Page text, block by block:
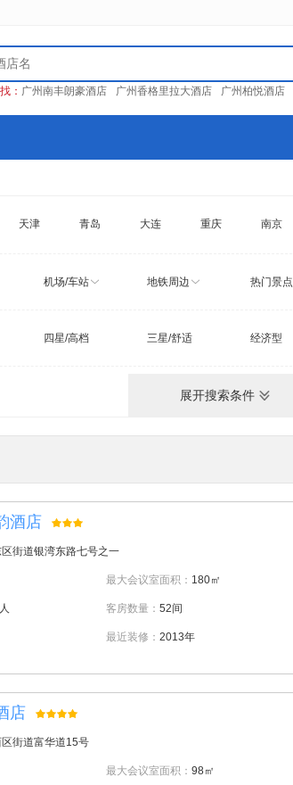
： 广州南丰朗豪酒店 广州香格里拉大酒店 广州柏悦酒店
天津 青岛 大连 重庆 南京
机场/车站 地铁周边 热门景点
四星/高档 三星/舒适 经济型
展开搜索条件
酒店
街道银湾东路七号之一
最大会议室面积： 180㎡
客房数量： 52间
最近装修： 2013年
店
街道富华道15号
最大会议室面积： 98㎡